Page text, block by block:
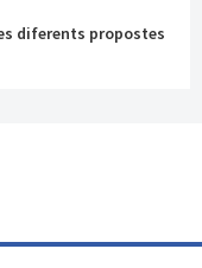
diferents propostes